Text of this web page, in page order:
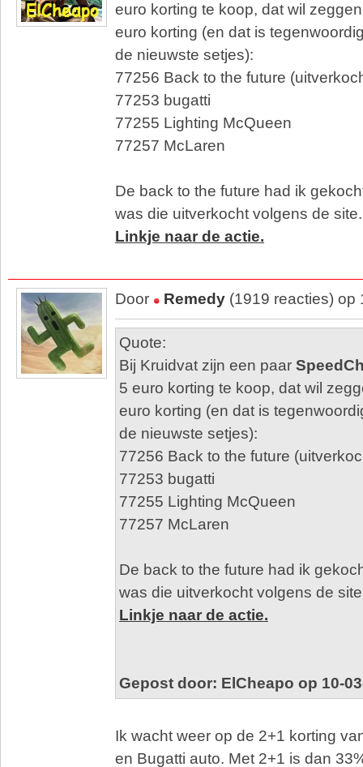
euro korting te koop, dat wil
euro korting (en dat is
de nieuwste setjes):
77256 Back to the future
77253 bugatti
77255 Lighting McQueen
77257 McLaren
De back to the future had ik
was die uitverkocht volgens de site.
Linkje naar de actie.
Door Remedy (1919 reacties) op
Quote:
Bij Kruidvat zijn een paar
5 euro korting te koop, dat wil
euro korting (en dat is
de nieuwste setjes):
77256 Back to the future
77253 bugatti
77255 Lighting McQueen
77257 McLaren
De back to the future had ik
was die uitverkocht volgens de
Linkje naar de actie.
Gepost door: ElCheapo op 10-
Ik wacht weer op de 2+1 korting
en Bugatti auto. Met 2+1 is dan